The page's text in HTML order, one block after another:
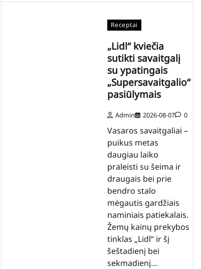
Receptai
„Lidl“ kviečia
sutikti savaitgalį
su ypatingais
„Supersavaitgalio“
pasiūlymais
Admin 2026-08-07 0
Vasaros savaitgaliai –
puikus metas
daugiau laiko
praleisti su šeima ir
draugais bei prie
bendro stalo
mėgautis gardžiais
naminiais patiekalais.
Žemų kainų prekybos
tinklas „Lidl“ ir šį
šeštadienį bei
sekmadienį…